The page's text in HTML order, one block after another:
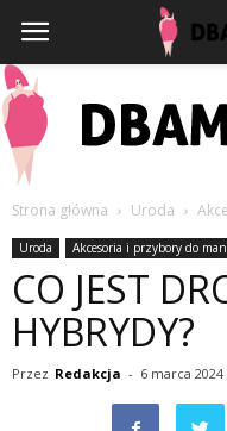
Strona główna Uroda
Uroda Akcesoria i przybory do
CO JEST
HYBRYDY?
Przez Redakcja - 6 marca 2024